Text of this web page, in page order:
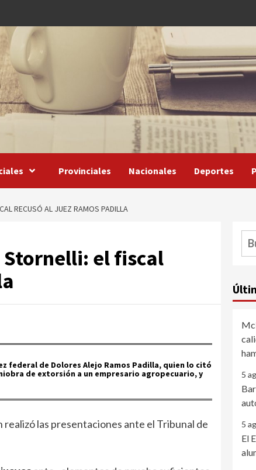
Provinciales Nacionales Deportes
RECUSÓ AL JUEZ RAMOS PADILLA
el fiscal
federal de Dolores Alejo Ramos Padilla, quien lo citó
de extorsión a un empresario agropecuario, y
realizó las presentaciones ante el Tribunal de
5
5
El